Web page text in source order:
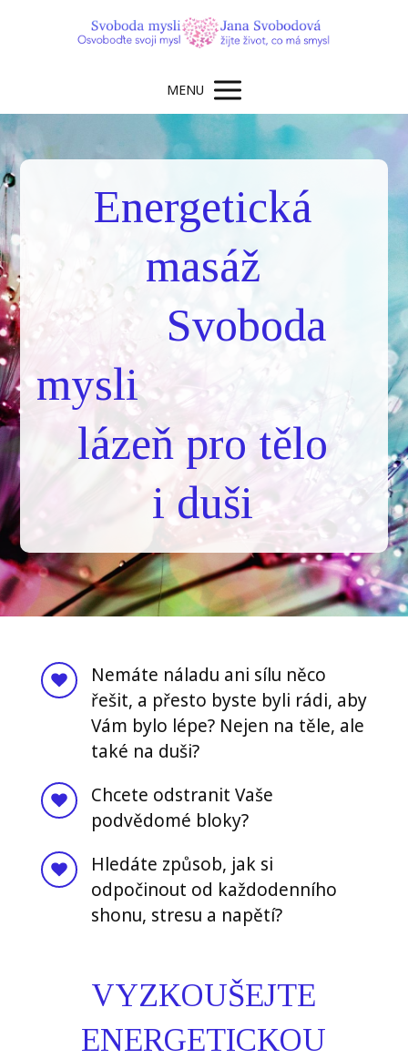
MENU
Energetická
masáž
Svoboda
mysli
lázeň pro tělo
i duši
Nemáte náladu ani sílu něco
řešit, a přesto byste byli rádi, aby
Vám bylo lépe? Nejen na těle, ale
také na duši?
Chcete odstranit Vaše
podvědomé bloky?
Hledáte způsob, jak si
odpočinout od každodenního
shonu, stresu a napětí?
VYZKOUŠEJTE
ENERGETICKOU